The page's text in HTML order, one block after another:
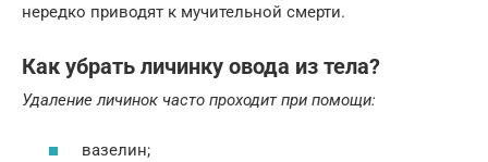
нередко приводят к мучительной смерти.
Как убрать личинку овода из тела?
Удаление личинок часто проходит при помощи:
вазелин;